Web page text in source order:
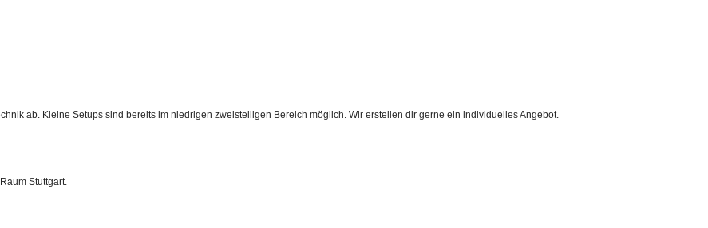
ab. Kleine Setups sind bereits im niedrigen zweistelligen Bereich möglich. Wir erstellen dir gerne ein individuelles Angebot.
Stuttgart.